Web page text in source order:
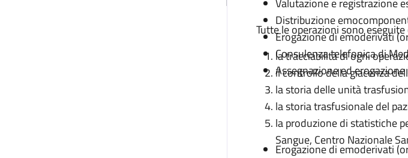
Valutazione e registrazione
Distribuzione
Erogazione di emoderivati
Consulenza telefonica di
Assegnazione ed
Tutte le operazioni sono
la tracciabilità di ogni
il controllo della giacenza
la storia delle unità
la storia trasfusionale del
la produzione di statistiche
Sangue, Centro Nazionale
Erogazione di emoderivati